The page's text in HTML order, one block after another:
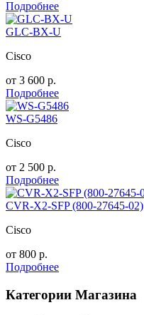
Подробнее
GLC-BX-U
Cisco
от 3 600 р.
Подробнее
WS-G5486
Cisco
от 2 500 р.
Подробнее
CVR-X2-SFP (800-27645-02)
Cisco
от 800 р.
Подробнее
Категории Магазина